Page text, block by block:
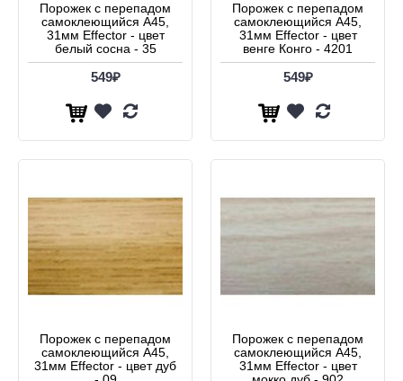
Порожек с перепадом
самоклеющийся А45,
31мм Effector - цвет
белый сосна - 35
549₽
Порожек с перепадом
самоклеющийся А45,
31мм Effector - цвет
венге Конго - 4201
549₽
Порожек с перепадом
самоклеющийся А45,
31мм Effector - цвет дуб
Порожек с перепадом
самоклеющийся А45,
31мм Effector - цвет